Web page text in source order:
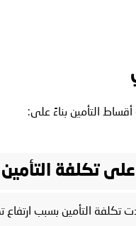
التأمين بناءً على:
على تكلفة التأمين
تكلفة التأمين بسبب ارتفاع